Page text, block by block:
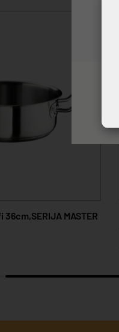
36cm,SERIJA MASTER